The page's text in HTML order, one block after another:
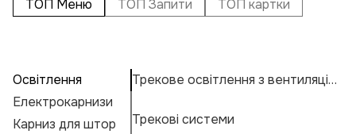
ТОП Меню ТОП Запити ТОП картки
Освітлення
Електрокарнизи
Карниз для штор
Трекове освітлення з вентиляцією
Трекові системи